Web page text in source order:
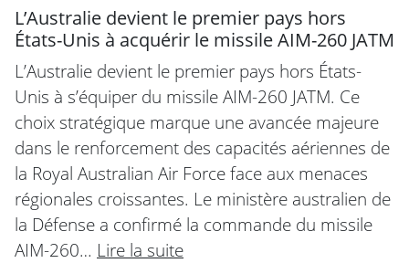
L’Australie devient le premier pays hors
États-Unis à acquérir le missile AIM-260 JATM
L’Australie devient le premier pays hors États-
Unis à s’équiper du missile AIM-260 JATM. Ce
choix stratégique marque une avancée majeure
dans le renforcement des capacités aériennes de
la Royal Australian Air Force face aux menaces
régionales croissantes. Le ministère australien de
la Défense a confirmé la commande du missile
AIM-260… Lire la suite